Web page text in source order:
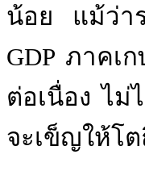
น้อย แม้ว่า
GDP ภาคเ
ต่อเนื่อง ไม่
จะเข็ญให้โต